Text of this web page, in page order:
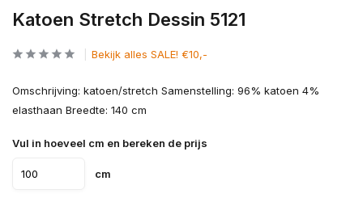
Katoen Stretch Dessin 5121
Bekijk alles SALE! €10,-
Omschrijving: katoen/stretch Samenstelling: 96% katoen 4%
elasthaan Breedte: 140 cm
Vul in hoeveel cm en bereken de prijs
cm